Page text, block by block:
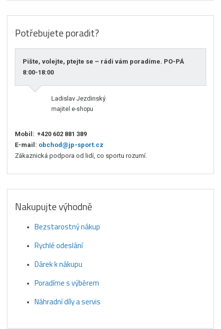
Potřebujete poradit?
Pište, volejte, ptejte se – rádi vám poradíme. PO-PÁ
8:00-18:00
Ladislav Jezdinský
majitel e-shopu
Mobil: +420 602 881 389
E-mail: obchod@jp-sport.cz
Zákaznická podpora od lidí, co sportu rozumí.
Nakupujte výhodně
Bezstarostný nákup
Rychlé odeslání
Dárek k nákupu
Poradíme s výběrem
Náhradní díly a servis